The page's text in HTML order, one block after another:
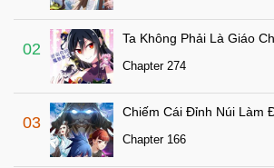
02
Ta Không Phải Là Giáo
Chapter 274
03
Chiếm Cái Đỉnh Núi Làm
Chapter 166